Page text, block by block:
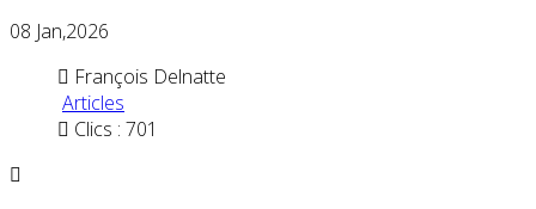
08 Jan,2026
François Delnatte
Articles
Clics : 701